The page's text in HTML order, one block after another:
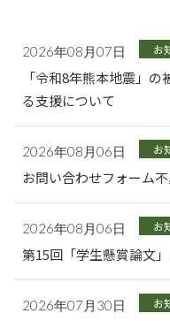
2026年08月07日 お
「令和8年熊本地震」
る支援について
2026年08月06日 お
お問い合わせフォーム
2026年08月06日 お
第15回「学生懸賞論文」
2026年07月30日 お